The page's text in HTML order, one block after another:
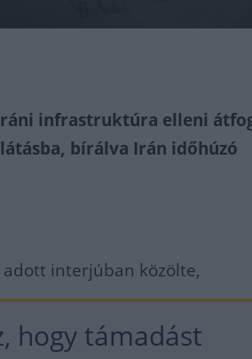
infrastruktúra elleni
bírálva Irán időhúzó
adott interjúban közölte,
hogy támadást